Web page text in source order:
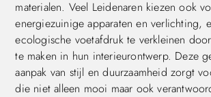
materialen. Veel Leidenaren kiezen ook
energiezuinige apparaten en verlichting,
ecologische voetafdruk te verkleinen
te maken in hun interieurontwerp. Deze
aanpak van stijl en duurzaamheid zorgt
die niet alleen mooi maar ook